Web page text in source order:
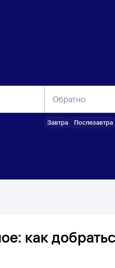
Обратно
Завтра Послезавтра
: как